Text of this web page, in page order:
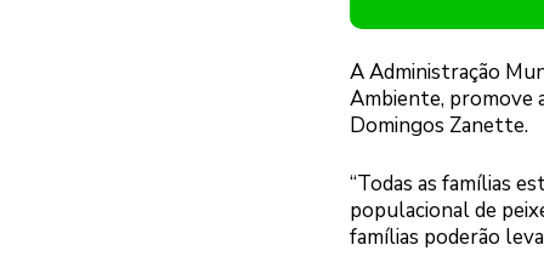
A Administração
Ambiente, promove
Domingos Zanette.
“Todas as famílias
populacional de
famílias poderão